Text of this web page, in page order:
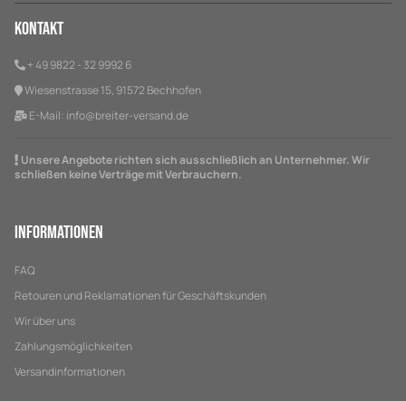
Kontakt
+ 49 9822 - 32 9992 6
Wiesenstrasse 15, 91572 Bechhofen
E-Mail: info@breiter-versand.de
Unsere Angebote richten sich ausschließlich an Unternehmer. Wir
schließen keine Verträge mit Verbrauchern.
Informationen
FAQ
Retouren und Reklamationen für Geschäftskunden
Wir über uns
Zahlungsmöglichkeiten
Versandinformationen